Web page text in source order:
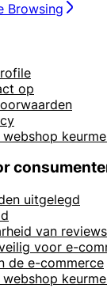
Browsing
op
uitgelegd
van reviews
voor e-
de e-commerce